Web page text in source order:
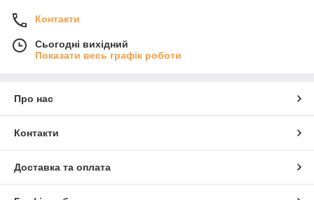
Контакти
Сьогодні вихідний
Показати весь графік роботи
Про нас
Контакти
Доставка та оплата